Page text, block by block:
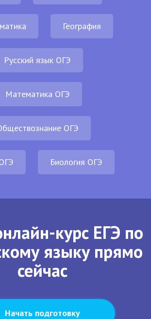
География
Русский язык ОГЭ
Математика ОГЭ
ОГЭ
Биология ОГЭ
курс ЕГЭ по
языку прямо
сейчас
Начать подготовку